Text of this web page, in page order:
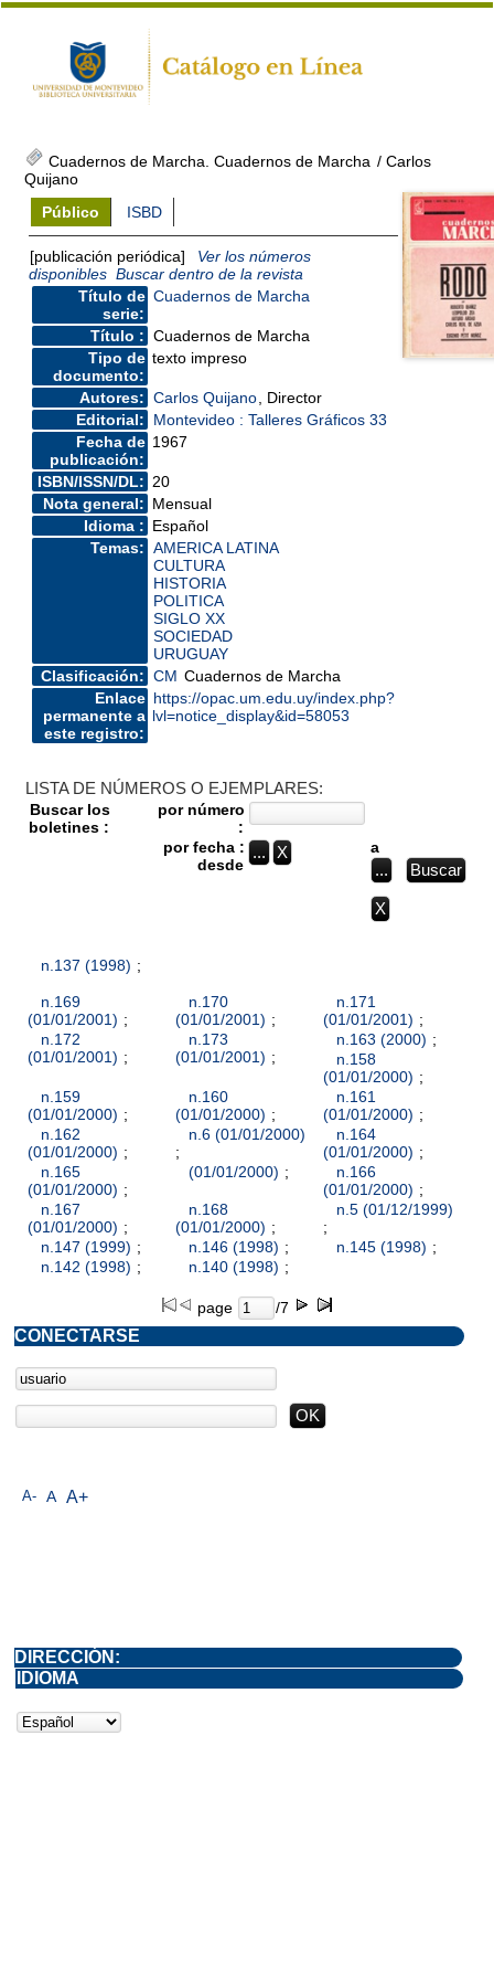
Cuadernos de Marcha. Cuadernos de Marcha / Carlos
Quijano
Público
ISBD
[publicación periódica]
Ver los números
disponibles Buscar dentro de la revista
Título de
serie:
Cuadernos de Marcha
Título : Cuadernos de Marcha
Tipo de
documento:
texto impreso
Autores: Carlos Quijano , Director
Editorial:
Montevideo : Talleres Gráficos 33
Fecha de
publicación:
1967
ISBN/ISSN/DL: 20
Nota general: Mensual
Idioma : Español
Temas: AMERICA LATINA
CULTURA
HISTORIA
POLITICA
SIGLO XX
SOCIEDAD
URUGUAY
Clasificación: CM Cuadernos de Marcha
Enlace
permanente a
este registro:
https://opac.um.edu.uy/index.php?
lvl=notice_display&id=58053
LISTA DE NÚMEROS O EJEMPLARES:
Buscar los
boletines :
por número
:
por fecha :
desde
a
n.169
(01/01/2001) ;
n.170
(01/01/2001) ;
n.171
(01/01/2001) ;
n.172
(01/01/2001) ;
n.173
(01/01/2001) ;
n.163 (2000) ;
n.158
(01/01/2000) ;
n.159
(01/01/2000) ;
n.160
(01/01/2000) ;
n.161
(01/01/2000) ;
n.162
(01/01/2000) ;
n.6 (01/01/2000)
;
n.164
(01/01/2000) ;
n.165
(01/01/2000) ;
(01/01/2000) ;
n.166
(01/01/2000) ;
n.167
(01/01/2000) ;
n.168
(01/01/2000) ;
n.5 (01/12/1999)
;
n.147 (1999) ; n.146 (1998) ; n.145 (1998) ;
n.142 (1998) ; n.140 (1998) ;
n.137 (1998) ;
page /7
A- A A+
CONECTARSE
DIRECCIÓN:
IDIOMA